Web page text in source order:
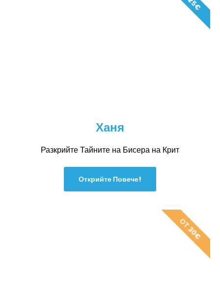
Ханя
Разкрийте Тайните на Бисера на Крит
Открийте Повече!
ОТ 30€